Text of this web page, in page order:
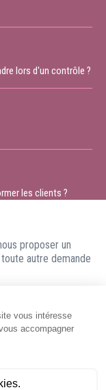
lors d'un contrôle ?
les clients ?
proposer un
autre demande